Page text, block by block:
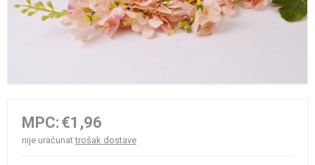
MPC: €1,96
nije uračunattrošak dostave